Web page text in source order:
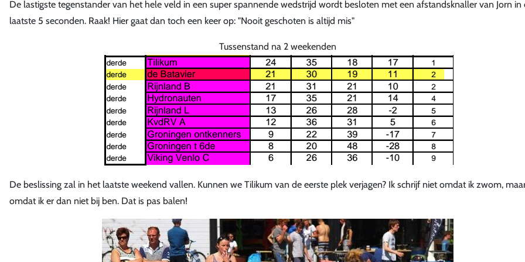
De lastigste tegenstander van het hele veld in een super spannende wedstrijd wordt besloten met een afstandsknaller van Jorn in
laatste 5 seconden. Raak! Hier gaat dan toch een keer op: "Nooit geschoten is altijd mis"
Tussenstand na 2 weekenden
De beslissing zal in het laatste weekend vallen. Kunnen we Tilikum van de eerste plek verjagen? Ik schrijf niet omdat ik zwom,
omdat ik er dan niet bij ben. Dat is pas balen!